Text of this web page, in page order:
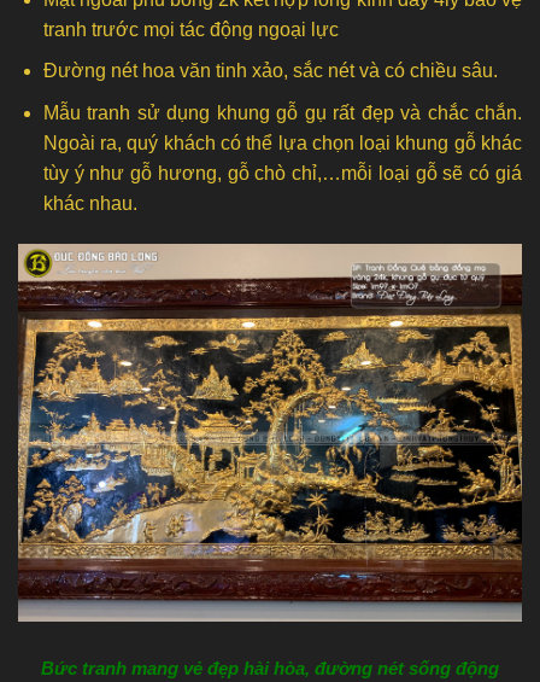
tranh trước mọi tác động ngoại lực
Đường nét hoa văn tinh xảo, sắc nét và có chiều sâu.
Mẫu tranh sử dụng khung gỗ gụ rất đẹp và chắc chắn.
Ngoài ra, quý khách có thể lựa chọn loại khung gỗ khác
tùy ý như gỗ hương, gỗ chò chỉ,…mỗi loại gỗ sẽ có giá
khác nhau.
Bức tranh mang vẻ đẹp hài hòa, đường nét sống động